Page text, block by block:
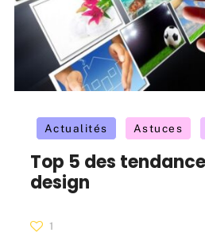
Actualités Astuces
Top 5 des
design
1